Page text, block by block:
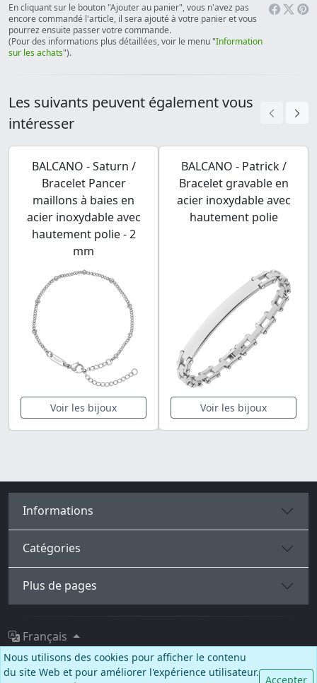
En cliquant sur le bouton "Ajouter au panier", vous n'avez pas
encore commandé l'article, il sera ajouté à votre panier et vous
pourrez ensuite passer votre commande.
(Pour des informations plus détaillées, voir le menu "Information
sur les achats").
Les suivants peuvent également vous
intéresser
BALCANO - Saturn /
Bracelet Pancer
maillons à baies en
acier inoxydable avec
hautement polie - 2
mm
Voir les bijoux
BALCANO - Patrick /
Bracelet gravable en
acier inoxydable avec
hautement polie
Voir les bijoux
Informations
Catégories
Plus de pages
Facebook Instagram TikTok
Français
Nous utilisons des cookies pour afficher le contenu
du site Web et pour améliorer l'expérience utilisateur.
Accepter